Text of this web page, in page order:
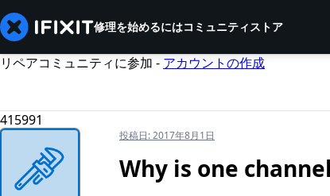
修理を始めるにはコミュニティストア
リペアコミュニティに参加 - アカウントの作成
415991
投稿日:2017年8月1日
Why is one